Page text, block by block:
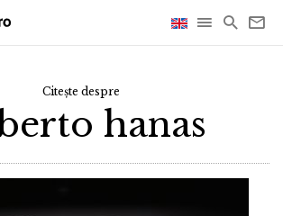
Citește despre
hanas